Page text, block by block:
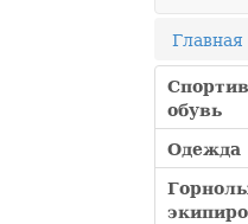
Главная
обувь
Одежда